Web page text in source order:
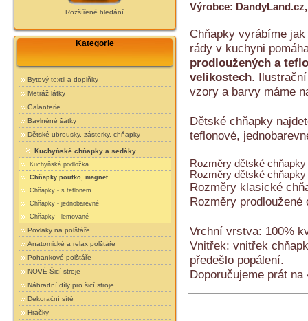
Rozšířené hledání
Kategorie
Bytový textil a doplňky
Metráž látky
Galanterie
Bavlněné šátky
Dětské ubrousky, zásterky, chňapky
Kuchyňské chňapky a sedáky
Kuchyňská podložka
Chňapky poutko, magnet
Chňapky - s teflonem
Chňapky - jednobarevné
Chňapky - lemované
Povlaky na polštáře
Anatomické a relax polštáře
Pohankové polštáře
NOVÉ Šicí stroje
Náhradní díly pro šicí stroje
Dekorační sítě
Hračky
Výrobce:
Chňapky vyrábíme
rády v kuchyni
prodloužených a
velikostech.
vzory a barvy máme
Dětské chňapky
teflonové,
Rozměry dětské
Rozměry dětské
Rozměry klasické
Rozměry
Vrchní vrstva: 100%
Vnitřek: vnitřek
předešlo popálení.
Doporučujeme prát na